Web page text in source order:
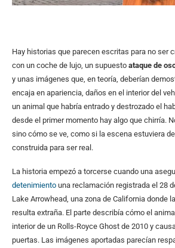
Hay historias que parecen escritas para no ser
con un coche de lujo, un supuesto ataque de
y unas imágenes que, en teoría, deberían
encaja en apariencia, daños en el interior del
un animal que habría entrado y destrozado el
desde el primer momento hay algo que chirría.
sino cómo se ve, como si la escena estuviera
construida para ser real.
La historia empezó a torcerse cuando una
detenimiento una reclamación registrada el 28
Lake Arrowhead, una zona de California donde
resulta extraña. El parte describía cómo el
interior de un Rolls-Royce Ghost de 2010 y
puertas. Las imágenes aportadas parecían